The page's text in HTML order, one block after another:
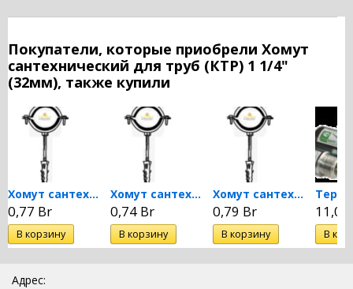
Покупатели, которые приобрели Хомут
сантехнический для труб (КТР) 1 1/4"
(32мм), также купили
Хомут сантехнический для...
0,77 Br
Хомут сантехнический для...
0,74 Br
Хомут сантехнический для...
0,79 Br
Адрес: